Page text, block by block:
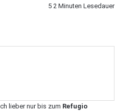
5 2 Minuten Lesedauer
lieber nur bis zum Refugio